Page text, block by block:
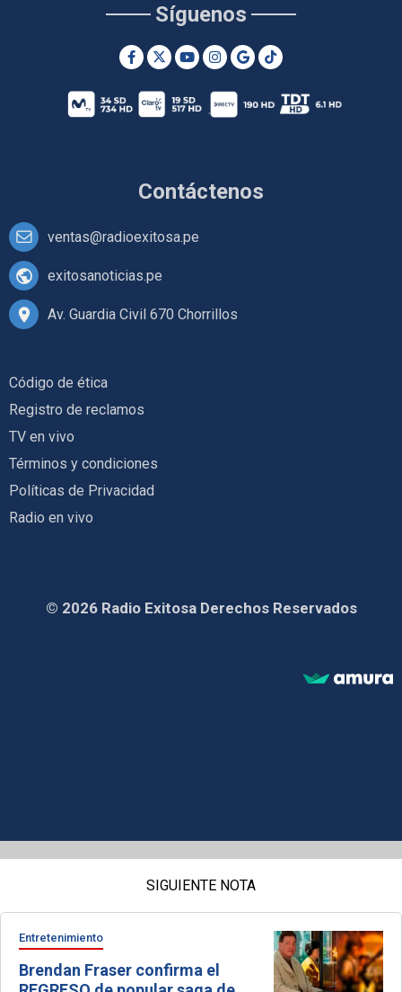
Contáctenos
ventas@radioexitosa.pe
exitosanoticias.pe
Av. Guardia Civil 670 Chorrillos
Síguenos
Código de ética
Registro de reclamos
TV en vivo
Términos y condiciones
Políticas de Privacidad
Radio en vivo
© 2026 Radio Exitosa Derechos Reservados
SIGUIENTE NOTA
Entretenimiento
Brendan Fraser confirma el